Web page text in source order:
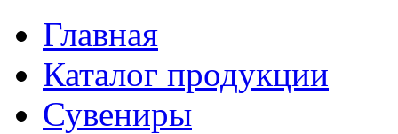
Главная
Каталог продукции
Сувениры